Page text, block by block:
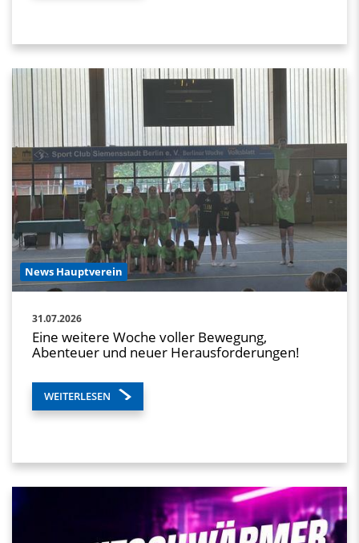
News Hauptverein
31.07.2026
Eine weitere Woche voller Bewegung,
Abenteuer und neuer Herausforderungen!
WEITERLESEN